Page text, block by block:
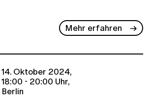
Mehr erfahren
14. Oktober 2024,
18:00 - 20:00 Uhr,
Berlin